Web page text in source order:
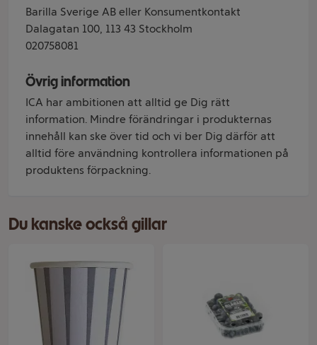
Barilla Sverige AB eller Konsumentkontakt
Dalagatan 100, 113 43 Stockholm
020758081
Övrig information
ICA har ambitionen att alltid ge Dig rätt
information. Mindre förändringar i produkternas
innehåll kan ske över tid och vi ber Dig därför att
alltid före användning kontrollera informationen på
produktens förpackning.
Du kanske också gillar